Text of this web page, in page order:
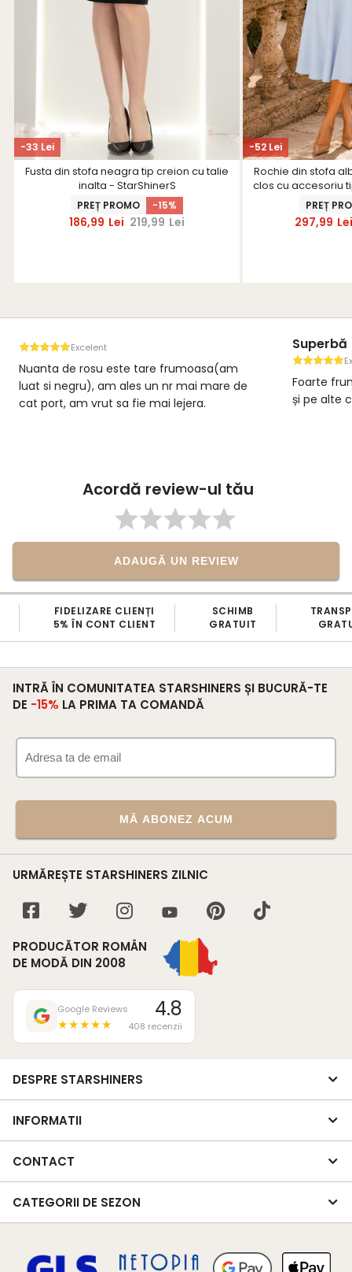
-33 Lei
Fusta din stofa neagra tip creion cu talie
inalta - StarShinerS
PREȚ PROMO -15%
186,99 Lei 219,99 Lei
-52 Lei
Rochie din stofa
clos cu accesoriu
PREȚ
297,99 Lei
Excelent
Nuanta de rosu este tare frumoasa(am
luat si negru), am ales un nr mai mare de
cat port, am vrut sa fie mai lejera.
Superbă
Foarte
și pe alte
Acordă review-ul tău
ADAUGĂ UN REVIEW
FIDELIZARE CLIENȚI
5% ÎN CONT CLIENT
SCHIMB
GRATUIT
INTRĂ ÎN COMUNITATEA STARSHINERS ȘI BUCURĂ-TE
DE -15% LA PRIMA TA COMANDĂ
MĂ ABONEZ ACUM
URMĂREȘTE STARSHINERS ZILNIC
PRODUCĂTOR ROMÂN
DE MODĂ DIN 2008
Google Reviews
★★★★★
4.8
408 recenzii
DESPRE STARSHINERS
INFORMATII
CONTACT
CATEGORII DE SEZON